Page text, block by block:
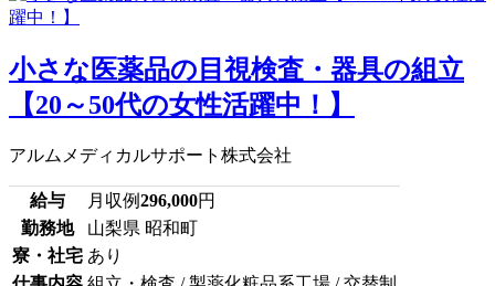
小さな医薬品の目視検査・器具の組立
【20～50代の女性活躍中！】
アルムメディカルサポート株式会社
給与 月収例296,000円
勤務地
山梨県 昭和町
寮・社宅 あり